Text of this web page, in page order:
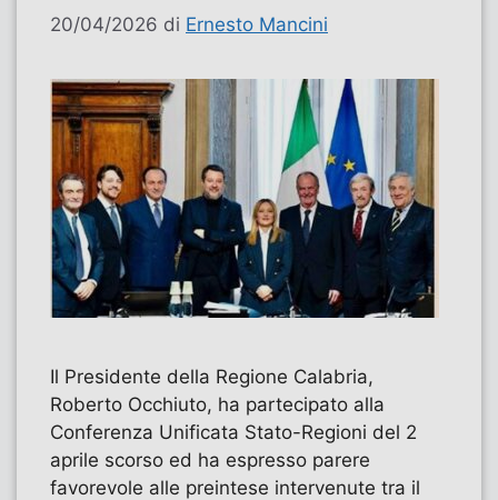
20/04/2026 di Ernesto Mancini
Il Presidente della Regione Calabria,
Roberto Occhiuto, ha partecipato alla
Conferenza Unificata Stato-Regioni del 2
aprile scorso ed ha espresso parere
favorevole alle preintese intervenute tra il